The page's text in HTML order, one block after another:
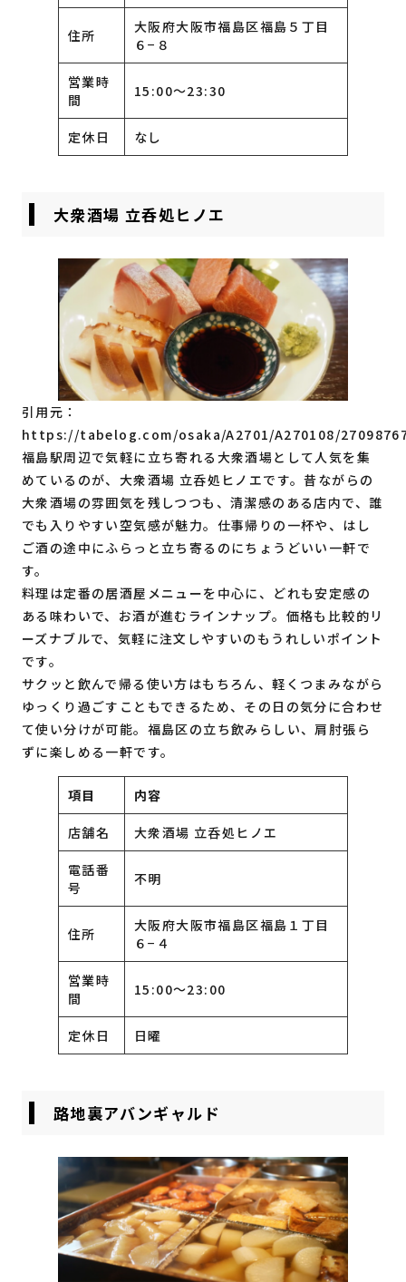
住所
大阪府大阪市福島区福島５丁目
６−８
営業時
間
15:00〜23:30
定休日 なし
大衆酒場 立呑処ヒノエ
引用元：
https://tabelog.com/osaka/A2701/A270108/
福島駅周辺で気軽に立ち寄れる大衆酒場として人気を集
めているのが、大衆酒場 立呑処ヒノエです。昔ながらの
大衆酒場の雰囲気を残しつつも、清潔感のある店内で、誰
でも入りやすい空気感が魅力。仕事帰りの一杯や、はし
ご酒の途中にふらっと立ち寄るのにちょうどいい一軒で
す。
料理は定番の居酒屋メニューを中心に、どれも安定感の
ある味わいで、お酒が進むラインナップ。価格も比較的リ
ーズナブルで、気軽に注文しやすいのもうれしいポイント
です。
サクッと飲んで帰る使い方はもちろん、軽くつまみながら
ゆっくり過ごすこともできるため、その日の気分に合わせ
て使い分けが可能。福島区の立ち飲みらしい、肩肘張ら
ずに楽しめる一軒です。
項目 内容
店舗名 大衆酒場 立呑処ヒノエ
電話番
号
不明
住所
大阪府大阪市福島区福島１丁目
６−４
営業時
間
15:00〜23:00
定休日 日曜
路地裏アバンギャルド